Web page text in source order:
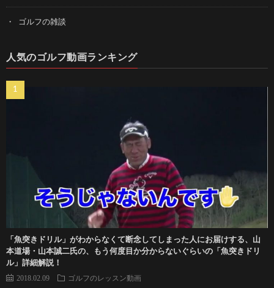
ゴルフの雑談
人気のゴルフ動画ランキング
「魚突きドリル」がわからなくて断念してしまった人にお届けする、山
本道場・山本誠二氏の、もう何度目か分からないぐらいの「魚突きドリ
ル」詳細解説！
2018.02.09 ゴルフのレッスン動画